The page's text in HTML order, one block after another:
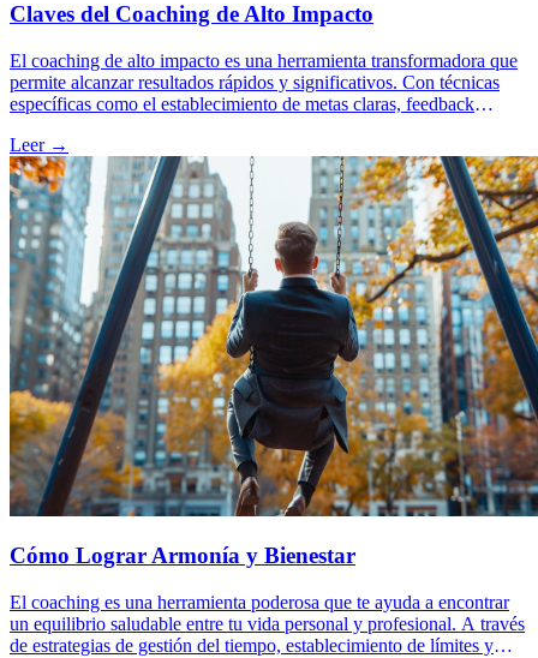
Claves del Coaching de Alto Impacto
El coaching de alto impacto es una herramienta transformadora que
permite alcanzar resultados rápidos y significativos. Con técnicas
específicas como el establecimiento de metas claras, feedback
Leer →
Cómo Lograr Armonía y Bienestar
El coaching es una herramienta poderosa que te ayuda a encontrar
un equilibrio saludable entre tu vida personal y profesional. A través
de estrategias de gestión del tiempo, establecimiento de límites y